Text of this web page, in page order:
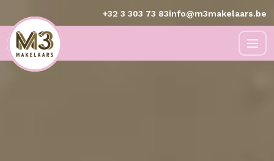
+32 3 303 73 83info@m3makelaars.be